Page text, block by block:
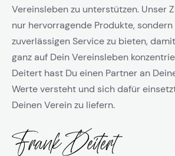
Vereinsleben zu unterstützen. Unser
nur hervorragende Produkte,
zuverlässigen Service zu bieten,
ganz auf Dein Vereinsleben
Deitert hast Du einen Partner an
Werte versteht und sich dafür
Deinen Verein zu liefern.